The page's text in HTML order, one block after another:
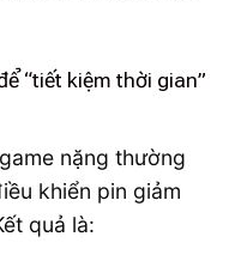
“tiết kiệm thời gian”
nặng thường
khiển pin giảm
quả là: